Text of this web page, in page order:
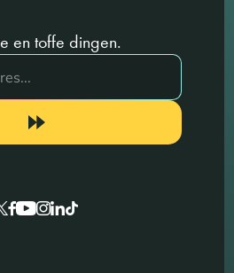
en toffe dingen.